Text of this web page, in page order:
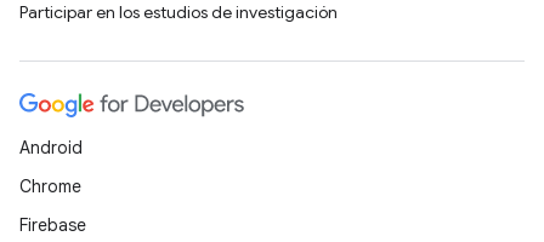
Participar en los estudios de investigación
Android
Chrome
Firebase